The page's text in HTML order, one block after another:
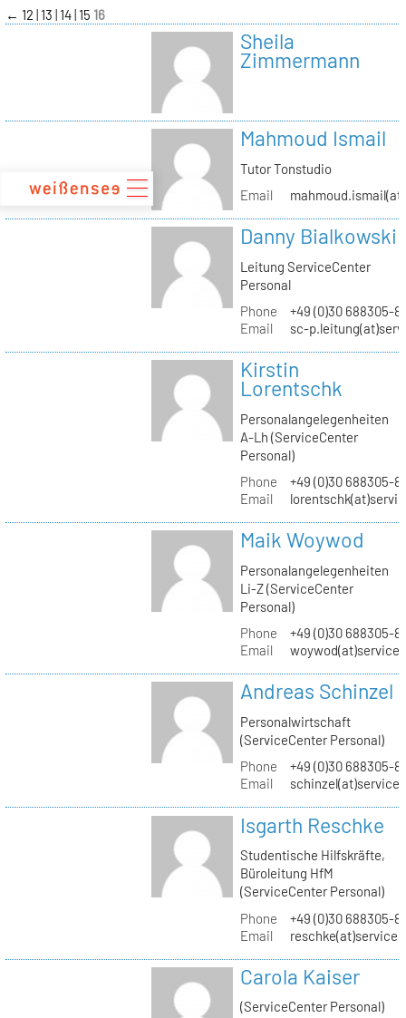
zum
Inhalt
← 12 13 14 15 16
Sheila
Zimmermann
Mahmoud Ismail
Tutor Tonstudio
Email
Danny Bialkowski
Leitung ServiceCenter
Personal
Phone
+49 (0)30 688305-
Email
sc-
Kirstin
Lorentschk
Personalangelegenheiten
A-Lh (ServiceCenter
Personal)
Phone
+49 (0)30 688305-
Email
Maik Woywod
Personalangelegenheiten
Li-Z (ServiceCenter
Personal)
Phone
+49 (0)30 688305-
Email
Andreas Schinzel
Personalwirtschaft
(ServiceCenter Personal)
Phone
+49 (0)30 688305-
Email
Isgarth Reschke
Studentische Hilfskräfte,
Büroleitung HfM
(ServiceCenter Personal)
Phone
+49 (0)30 688305-
Email
Carola Kaiser
(ServiceCenter Personal)